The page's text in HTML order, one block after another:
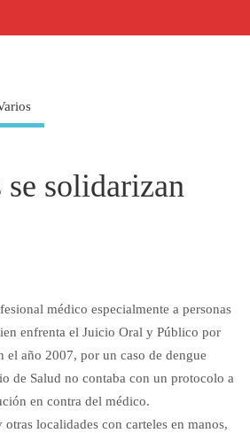
se solidarizan
médico especialmente a personas
enfrenta el Juicio Oral y Público por
año 2007, por un caso de dengue
de Salud no contaba con un protocolo a
en contra del médico.
localidades con carteles en manos,